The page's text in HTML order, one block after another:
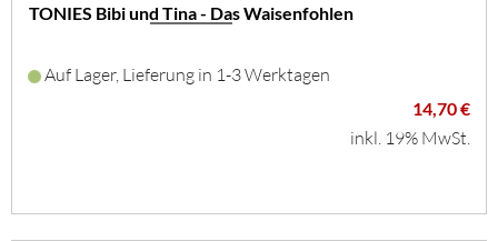
TONIES Bibi und Tina - Das Waisenfohlen
Auf Lager, Lieferung in 1-3 Werktagen
14,70 €
inkl. 19% MwSt.